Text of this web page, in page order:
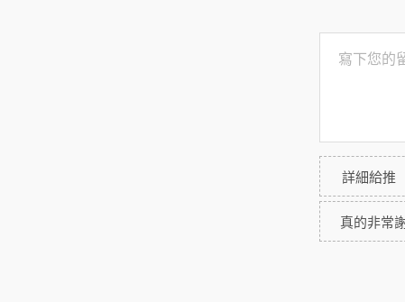
詳細給推
真的非常